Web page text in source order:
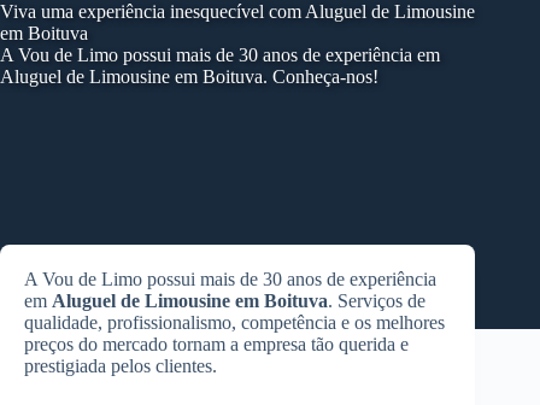
Viva uma experiência inesquecível com Aluguel de Limousine
em Boituva
A Vou de Limo possui mais de 30 anos de experiência em
Aluguel de Limousine em Boituva. Conheça-nos!
A Vou de Limo possui mais de 30 anos de experiência
em Aluguel de Limousine em Boituva. Serviços de
qualidade, profissionalismo, competência e os melhores
preços do mercado tornam a empresa tão querida e
prestigiada pelos clientes.